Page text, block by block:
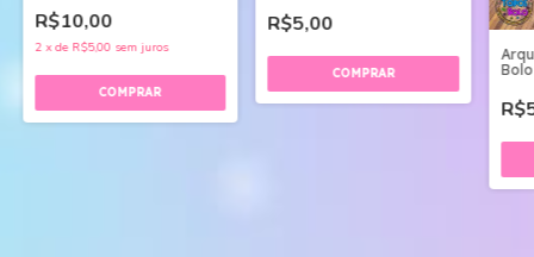
R$10,00
2 xde R$5,00 sem juros
R$5,00